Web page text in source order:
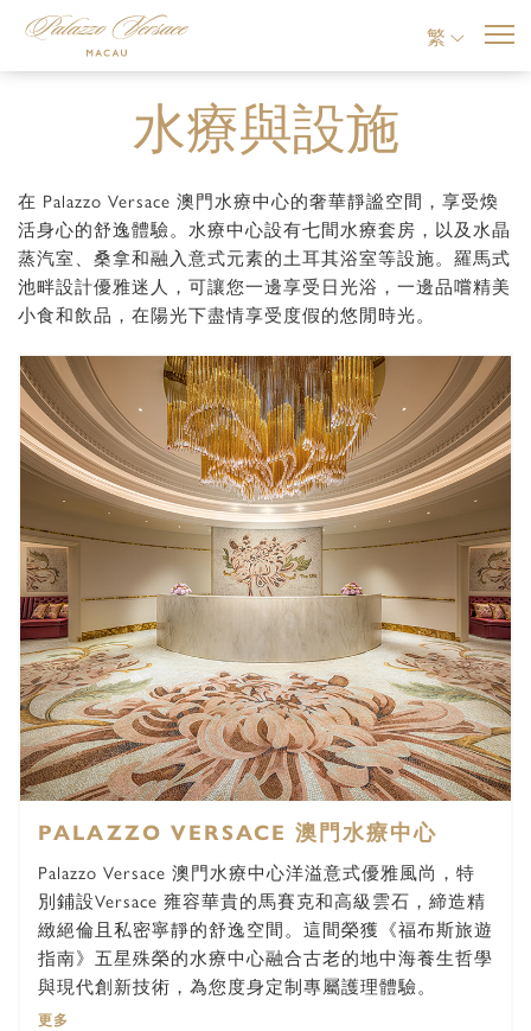
繁
水療與設施
在 Palazzo Versace 澳門水療中心的奢華靜謐空間，享受煥
活身心的舒逸體驗。水療中心設有七間水療套房，以及水晶
蒸汽室、桑拿和融入意式元素的土耳其浴室等設施。羅馬式
池畔設計優雅迷人，可讓您一邊享受日光浴，一邊品嚐精美
小食和飲品，在陽光下盡情享受度假的悠閒時光。
PALAZZO VERSACE 澳門水療中心
Palazzo Versace 澳門水療中心洋溢意式優雅風尚，特
別鋪設Versace 雍容華貴的馬賽克和高級雲石，締造精
緻絕倫且私密寧靜的舒逸空間。這間榮獲《福布斯旅遊
指南》五星殊榮的水療中心融合古老的地中海養生哲學
與現代創新技術，為您度身定制專屬護理體驗。
更多